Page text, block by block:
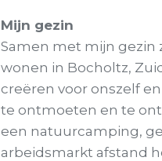
Mijn gezin
Samen met mijn gezin
wonen in Bocholtz,
creëren voor onszelf
te ontmoeten en te
een natuurcamping,
arbeidsmarkt afstand